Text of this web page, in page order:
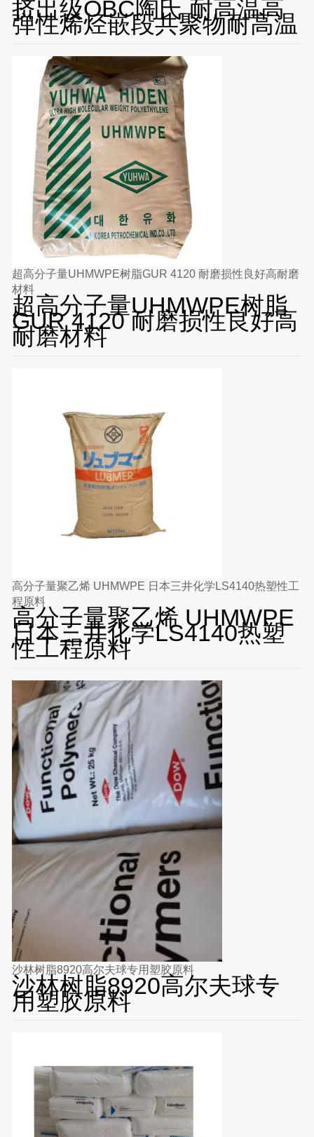
挤出级OBC陶氏 耐高温高
弹性烯烃嵌段共聚物耐高温
超高分子量UHMWPE树脂GUR 4120 耐磨损性良好高耐磨
材料
超高分子量UHMWPE树脂
GUR 4120 耐磨损性良好高
耐磨材料
高分子量聚乙烯 UHMWPE 日本三井化学LS4140热塑性工
程原料
高分子量聚乙烯 UHMWPE
日本三井化学LS4140热塑
性工程原料
沙林树脂8920高尔夫球专用塑胶原料
沙林树脂8920高尔夫球专
用塑胶原料